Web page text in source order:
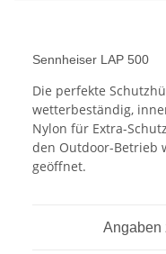
Sennheiser LAP 500
Die perfekte
wetterbeständig,
Nylon für Extra-
den Outdoor-Betrieb
geöffnet.
Angaben